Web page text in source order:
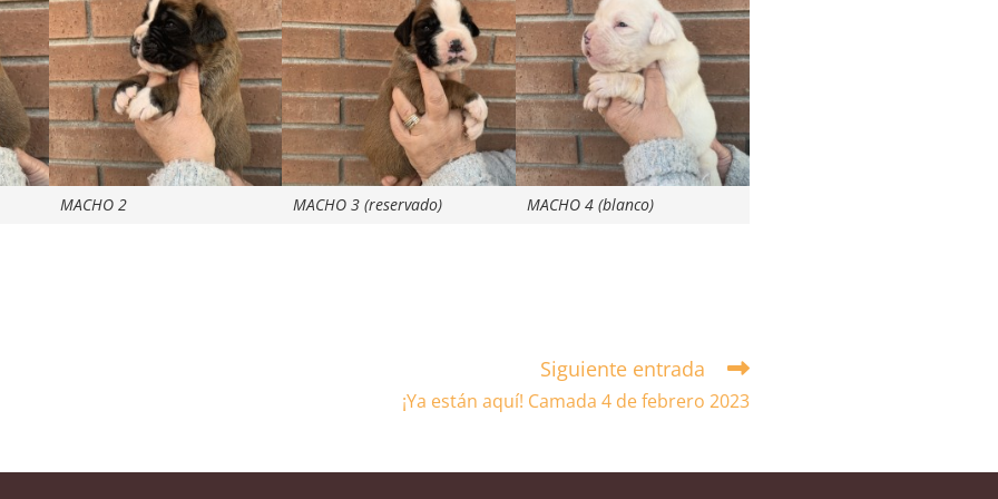
MACHO 2 MACHO 3 (reservado) MACHO 4 (blanco)
Siguiente entrada
¡Ya están aquí! Camada 4 de febrero 2023